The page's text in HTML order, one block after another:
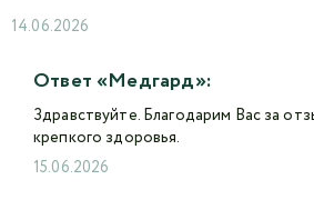
14.06.2026
Ответ «Медгард»:
Здравствуйте. Благодарим Вас за
крепкого здоровья.
15.06.2026